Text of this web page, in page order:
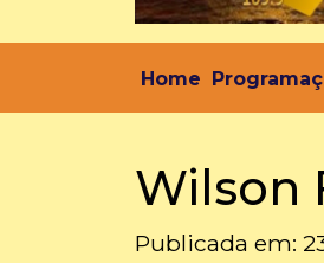
Home
Wilson
Publicada em: